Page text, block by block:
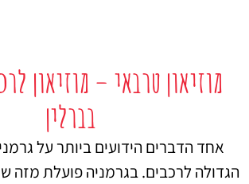
מוזיאון טרבאי – מוזיאון
בברלין
אחד הדברים הידועים ביותר על
הגדולה לרכבים. בגרמניה פועלת מזה